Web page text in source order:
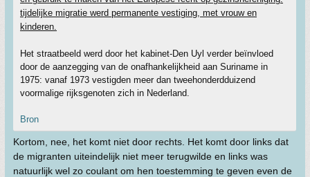
tijdelijke migratie werd permanente vestiging, met vrouw en
kinderen.
Het straatbeeld werd door het kabinet-Den Uyl verder beïnvloed
door de aanzegging van de onafhankelijkheid aan Suriname in
1975: vanaf 1973 vestigden meer dan tweehonderdduizend
voormalige rijksgenoten zich in Nederland.
Bron
Kortom, nee, het komt niet door rechts. Het komt door links dat
de migranten uiteindelijk niet meer terugwilde en links was
natuurlijk wel zo coulant om hen toestemming te geven even de